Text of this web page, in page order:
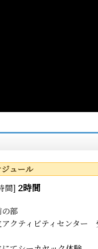
ュール
間] 2時間
部
アクティビティセンター